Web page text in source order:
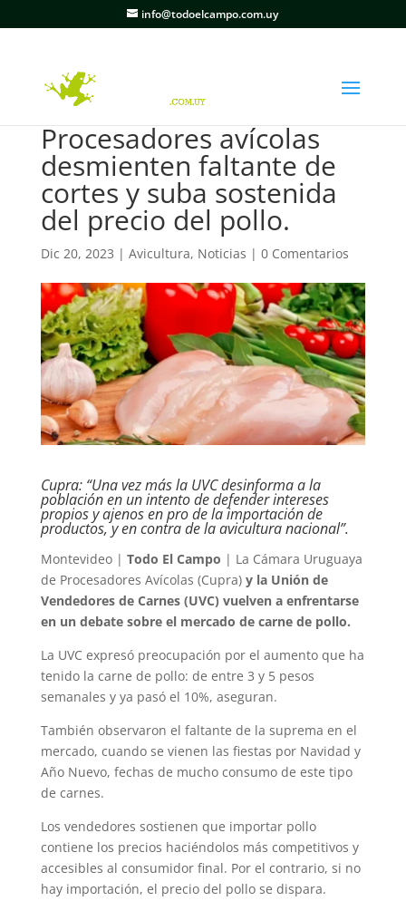
info@todoelcampo.com.uy
Procesadores avícolas
desmienten faltante de
cortes y suba sostenida
del precio del pollo.
Dic 20, 2023 | Avicultura, Noticias | 0 Comentarios
Cupra: “Una vez más la UVC desinforma a la
población en un intento de defender intereses
propios y ajenos en pro de la importación de
productos, y en contra de la avicultura nacional”.
Montevideo | Todo El Campo | La Cámara Uruguaya
de Procesadores Avícolas (Cupra)y la Unión de
Vendedores de Carnes (UVC) vuelven a enfrentarse
en un debate sobre el mercado de carne de pollo.
La UVC expresó preocupación por el aumento que ha
tenido la carne de pollo: de entre 3 y 5 pesos
semanales y ya pasó el 10%, aseguran.
También observaron el faltante de la suprema en el
mercado, cuando se vienen las fiestas por Navidad y
Año Nuevo, fechas de mucho consumo de este tipo
de carnes.
Los vendedores sostienen que importar pollo
contiene los precios haciéndolos más competitivos y
accesibles al consumidor final. Por el contrario, si no
hay importación, el precio del pollo se dispara.